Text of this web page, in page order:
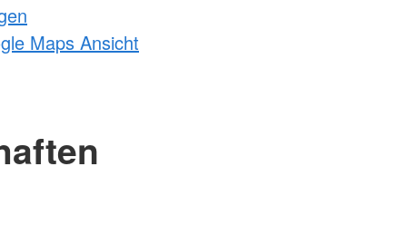
Maps Ansicht